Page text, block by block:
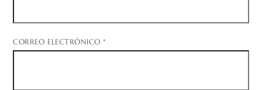
CORREO ELECTRÓNICO*